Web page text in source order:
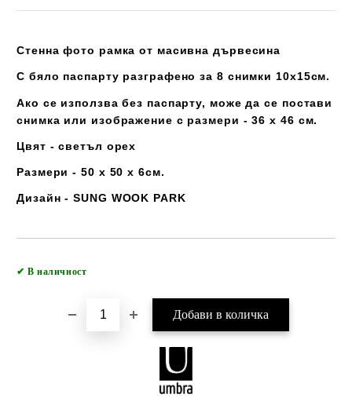
Стенна фото рамка от масивна дървесина
С бяло паспарту разграфено за 8 снимки 10х15см.
Ако се използва без паспарту, може да се постави
снимка или изображение с размери - 36 х 46 см.
Цвят - светъл орех
Размери - 50 х 50 х 6см.
Дизайн - SUNG WOOK PARK
✔ В наличност